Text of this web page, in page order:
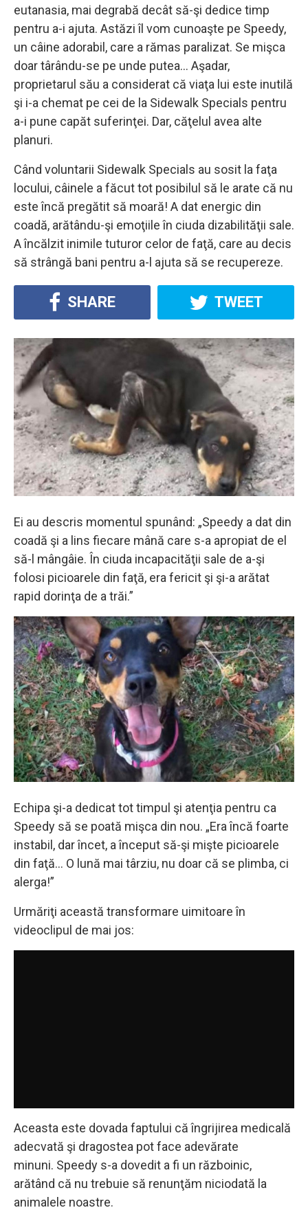
eutanasia, mai degrabă decât să-şi dedice timp
pentru a-i ajuta. Astăzi îl vom cunoaşte pe Speedy,
un câine adorabil, care a rămas paralizat. Se mişca
doar târându-se pe unde putea… Aşadar,
proprietarul său a considerat că viaţa lui este inutilă
şi i-a chemat pe cei de la Sidewalk Specials pentru
a-i pune capăt suferinţei. Dar, căţelul avea alte
planuri.
Când voluntarii Sidewalk Specials au sosit la faţa
locului, câinele a făcut tot posibilul să le arate că nu
este încă pregătit să moară! A dat energic din
coadă, arătându-şi emoţiile în ciuda dizabilităţii sale.
A încălzit inimile tuturor celor de faţă, care au decis
să strângă bani pentru a-l ajuta să se recupereze.
SHARE TWEET
Ei au descris momentul spunând: „Speedy a dat din
coadă şi a lins fiecare mână care s-a apropiat de el
să-l mângâie. În ciuda incapacităţii sale de a-şi
folosi picioarele din faţă, era fericit şi şi-a arătat
rapid dorinţa de a trăi.”
Echipa şi-a dedicat tot timpul şi atenţia pentru ca
Speedy să se poată mişca din nou. „Era încă foarte
instabil, dar încet, a început să-şi mişte picioarele
din faţă… O lună mai târziu, nu doar că se plimba, ci
alerga!”
Urmăriţi această transformare uimitoare în
videoclipul de mai jos:
Aceasta este dovada faptului că îngrijirea medicală
adecvată şi dragostea pot face adevărate
minuni. Speedy s-a dovedit a fi un războinic,
arătând că nu trebuie să renunţăm niciodată la
animalele noastre.